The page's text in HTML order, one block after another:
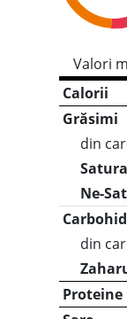
Valori
Calorii
Grăsimi
din
Ne-
din
Proteine